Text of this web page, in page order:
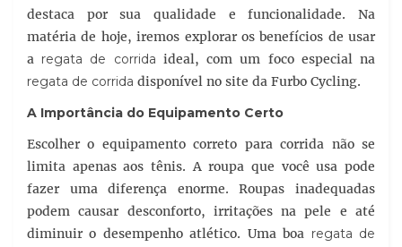
destaca por sua qualidade e funcionalidade. Na
matéria de hoje, iremos explorar os benefícios de usar
a regata de corrida ideal, com um foco especial na
regata de corrida disponível no site da Furbo Cycling.
A Importância do Equipamento Certo
Escolher o equipamento correto para corrida não se
limita apenas aos tênis. A roupa que você usa pode
fazer uma diferença enorme. Roupas inadequadas
podem causar desconforto, irritações na pele e até
diminuir o desempenho atlético. Uma boa regata de